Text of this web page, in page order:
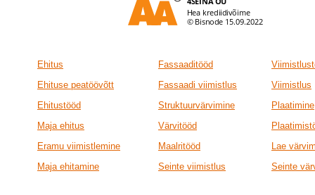
Ehitus Fassaaditööd
Ehituse peatöövõtt
Fassaadi viimistlus
Viimistlus
Ehitustööd
Struktuurvärvimine
Plaatimine
Maja ehitus
Värvitööd
Eramu viimistlemine
Maalritööd
Lae
Maja ehitamine
Seinte viimistlus Seinte